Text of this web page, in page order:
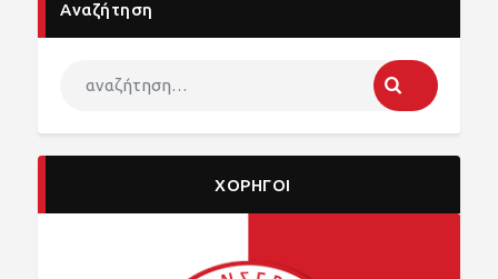
Αναζήτηση
ΧΟΡΗΓΟΙ